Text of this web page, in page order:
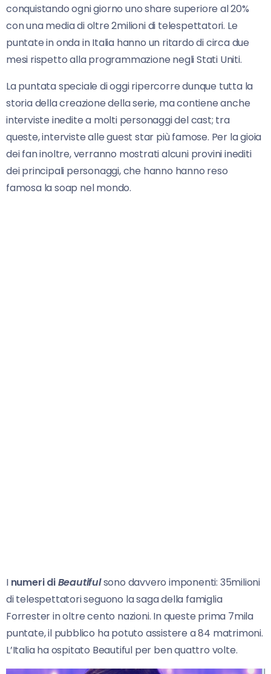
conquistando ogni giorno uno share superiore al 20%
con una media di oltre 2milioni di telespettatori. Le
puntate in onda in Italia hanno un ritardo di circa due
mesi rispetto alla programmazione negli Stati Uniti.
La puntata speciale di oggi ripercorre dunque tutta la
storia della creazione della serie, ma contiene anche
interviste inedite a molti personaggi del cast; tra
queste, interviste alle guest star più famose. Per la gioia
dei fan inoltre, verranno mostrati alcuni provini inediti
dei principali personaggi, che hanno hanno reso
famosa la soap nel mondo.
I numeri diBeautifulsono davvero imponenti: 35milioni
di telespettatori seguono la saga della famiglia
Forrester in oltre cento nazioni. In queste prima 7mila
puntate, il pubblico ha potuto assistere a 84 matrimoni.
L’Italia ha ospitato Beautiful per ben quattro volte.